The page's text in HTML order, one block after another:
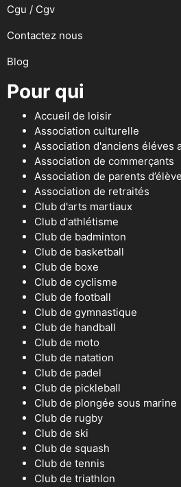
Cgu / Cgv
Contactez nous
Blog
Pour qui
Accueil de loisir
Association culturelle
Association d'anciens éléves
Association de commerçants
Association de parents
Association de retraités
Club d'arts martiaux
Club d'athlétisme
Club de badminton
Club de basketball
Club de boxe
Club de cyclisme
Club de football
Club de gymnastique
Club de handball
Club de moto
Club de natation
Club de padel
Club de pickleball
Club de plongée sous marine
Club de rugby
Club de ski
Club de squash
Club de tennis
Club de triathlon